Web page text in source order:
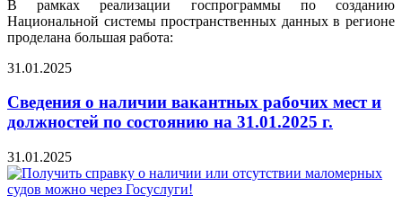
В рамках реализации госпрограммы по созданию
Национальной системы пространственных данных в регионе
проделана большая работа:
31.01.2025
Сведения о наличии вакантных рабочих мест и
должностей по состоянию на 31.01.2025 г.
31.01.2025